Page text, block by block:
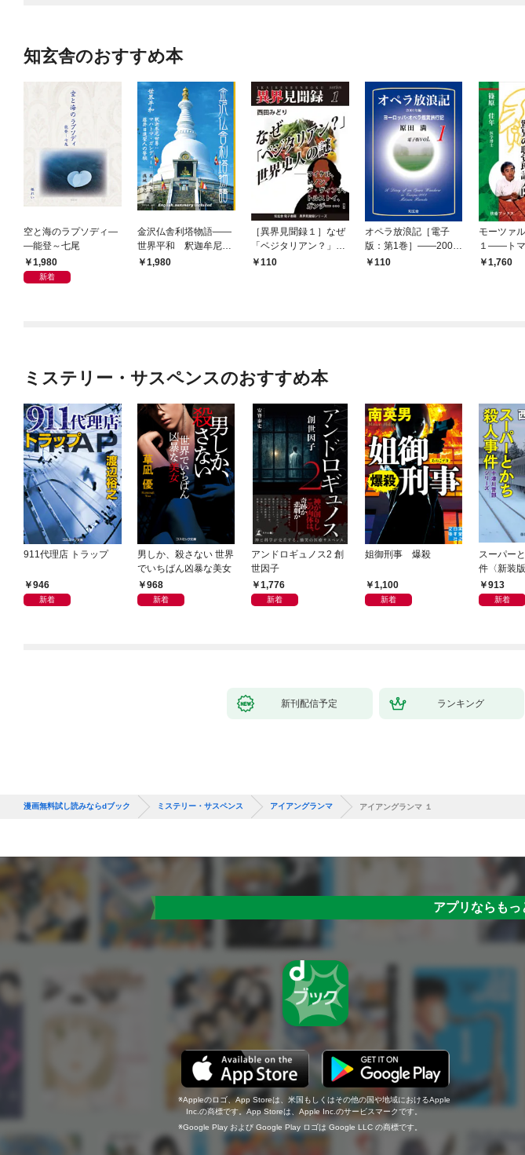
知玄舎のおすすめ本
空と海のラプソディ―
―能登～七尾
1,980
新着
金沢仏舎利塔物語――
世界平和 釈迦牟尼世
尊：マハトマ・ガンデ
1,980
［異界見聞録１］なぜ
「ベジタリアン？」世
界史人の謎 ――マイ
110
オペラ放浪記［電子
版：第1巻］――2001
年編ヨーロッパ・オペ
110
モーツァ
１――ト
士・驚異
1,760
ミステリー・サスペンスのおすすめ本
911代理店 トラップ
946
新着
男しか、殺さない 世界
でいちばん凶暴な美女
968
新着
アンドロギュノス2 創
世因子
1,776
新着
姐御刑事 爆殺
1,100
新着
スーパー
件〈新装版
913
新着
新刊配信予定 ランキング
漫画無料試し読みならdブック ミステリー・サスペンス アイアングランマ アイアングランマ １
アプリならもっ
Appleのロゴ、App Storeは、米国もしくはその他の国や地域におけるApple
Inc.の商標です。App Storeは、Apple Inc.のサービスマークです。
Google Play および Google Play ロゴは Google LLC の商標です。